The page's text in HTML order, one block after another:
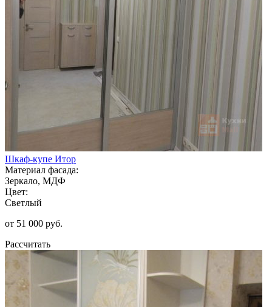
Шкаф-купе Итор
Материал фасада:
Зеркало, МДФ
Цвет:
Светлый
от 51 000 руб.
Рассчитать